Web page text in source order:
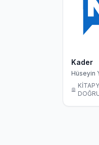
Kader
Hüseyin